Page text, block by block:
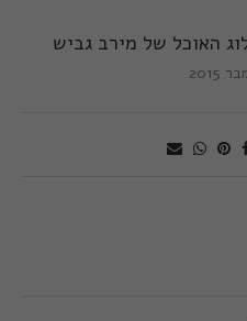
האוכל של מירב גביש